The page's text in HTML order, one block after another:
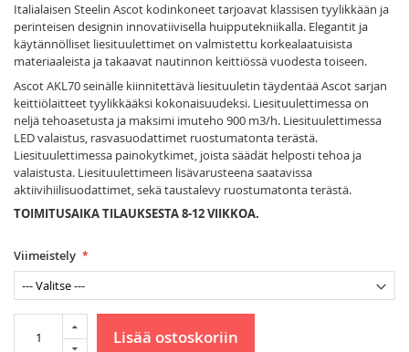
Italialaisen Steelin Ascot kodinkoneet tarjoavat klassisen tyylikkään ja
perinteisen designin innovatiivisella huipputekniikalla. Elegantit ja
käytännölliset liesituulettimet on valmistettu korkealaatuisista
materiaaleista ja takaavat nautinnon keittiössä vuodesta toiseen.
Ascot AKL70 seinälle kiinnitettävä liesituuletin täydentää Ascot sarjan
keittiölaitteet tyylikkääksi kokonaisuudeksi. Liesituulettimessa on
neljä tehoasetusta ja maksimi imuteho 900 m3/h. Liesituulettimessa
LED valaistus, rasvasuodattimet ruostumatonta terästä.
Liesituulettimessa painokytkimet, joista säädät helposti tehoa ja
valaistusta. Liesituulettimeen lisävarusteena saatavissa
aktiivihiilisuodattimet, sekä taustalevy ruostumatonta terästä.
TOIMITUSAIKA TILAUKSESTA 8-12 VIIKKOA.
Viimeistely
Lisää ostoskoriin